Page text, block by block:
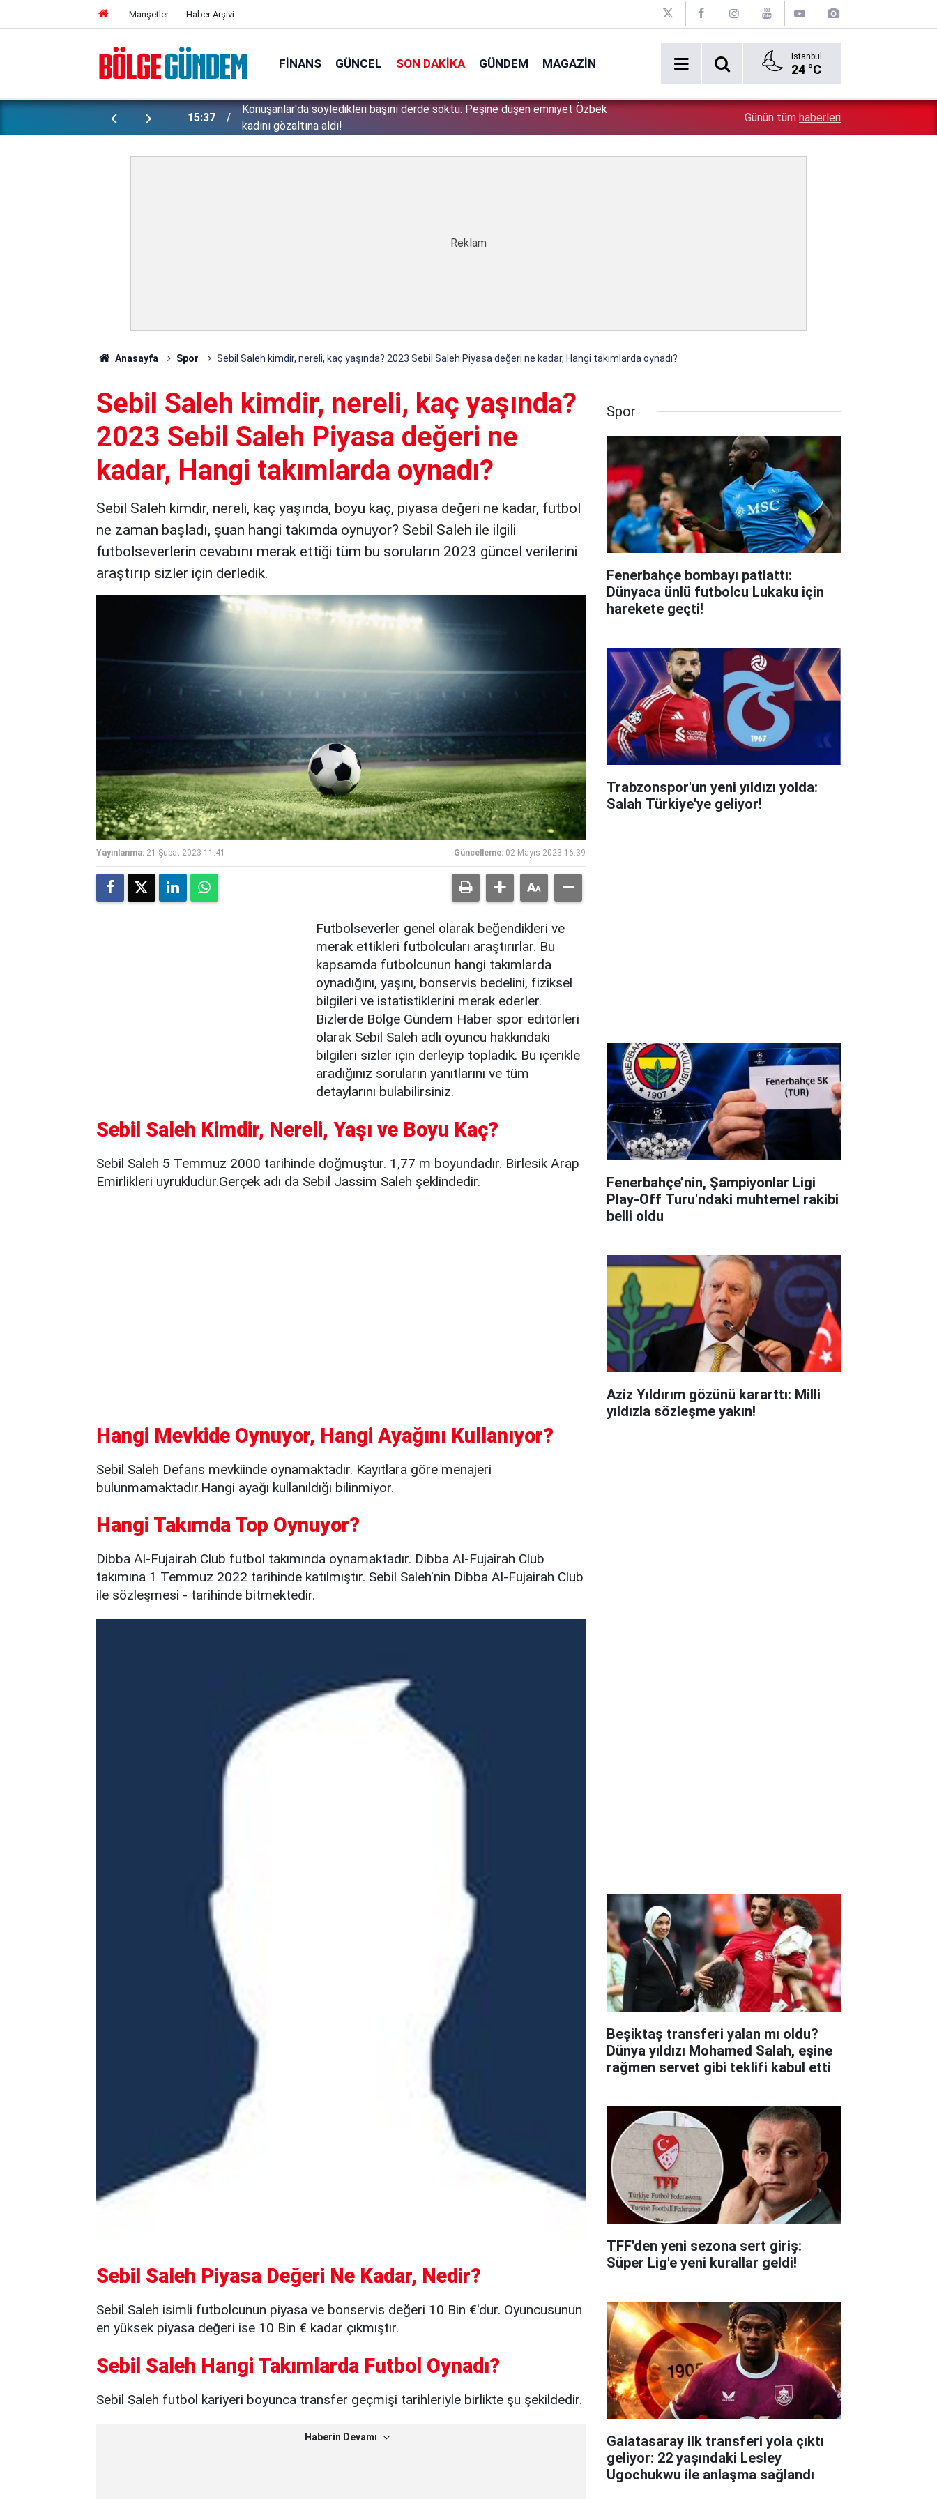
Manşetler Haber Arşivi
FINANS GÜNCEL SON DAKIKA GÜNDEM MAGAZIN İstanbul
24 °C
ünlü futbolcu Lukaku için harekete
15:37
Konuşanlar'da söyledikleri başını derde soktu: Peşine düşen emniyet Özbek
kadını gözaltına aldı!
Çin'in gözü doymuyor: Altın rezervleri doldu taştı!
Günün tüm haberleri
Anasayfa Spor Sebil Saleh kimdir, nereli, kaç yaşında? 2023 Sebil Saleh Piyasa değeri ne kadar, Hangi takımlarda oynadı?
Sebil Saleh kimdir, nereli, kaç yaşında?
2023 Sebil Saleh Piyasa değeri ne
kadar, Hangi takımlarda oynadı?
Sebil Saleh kimdir, nereli, kaç yaşında, boyu kaç, piyasa değeri ne kadar, futbol
ne zaman başladı, şuan hangi takımda oynuyor? Sebil Saleh ile ilgili
futbolseverlerin cevabını merak ettiği tüm bu soruların 2023 güncel verilerini
araştırıp sizler için derledik.
Yayınlanma: 21 Şubat 2023 11:41 Güncelleme: 02 Mayıs 2023 16:39
Futbolseverler genel olarak beğendikleri ve
merak ettikleri futbolcuları araştırırlar. Bu
kapsamda futbolcunun hangi takımlarda
oynadığını, yaşını, bonservis bedelini, fiziksel
bilgileri ve istatistiklerini merak ederler.
Bizlerde Bölge Gündem Haber spor editörleri
olarak Sebil Saleh adlı oyuncu hakkındaki
bilgileri sizler için derleyip topladık. Bu içerikle
aradığınız soruların yanıtlarını ve tüm
detaylarını bulabilirsiniz.
Sebil Saleh Kimdir, Nereli, Yaşı ve Boyu Kaç?
Sebil Saleh 5 Temmuz 2000 tarihinde doğmuştur. 1,77 m boyundadır. Birlesik Arap
Emirlikleri uyrukludur.Gerçek adı da Sebil Jassim Saleh şeklindedir.
Hangi Mevkide Oynuyor, Hangi Ayağını Kullanıyor?
Sebil Saleh Defans mevkiinde oynamaktadır. Kayıtlara göre menajeri
bulunmamaktadır.Hangi ayağı kullanıldığı bilinmiyor.
Hangi Takımda Top Oynuyor?
Dibba Al-Fujairah Club futbol takımında oynamaktadır. Dibba Al-Fujairah Club
takımına 1 Temmuz 2022 tarihinde katılmıştır. Sebil Saleh'nin Dibba Al-Fujairah Club
ile sözleşmesi - tarihinde bitmektedir.
Sebil Saleh Piyasa Değeri Ne Kadar, Nedir?
Sebil Saleh isimli futbolcunun piyasa ve bonservis değeri 10 Bin €'dur. Oyuncusunun
en yüksek piyasa değeri ise 10 Bin € kadar çıkmıştır.
Sebil Saleh Hangi Takımlarda Futbol Oynadı?
Sebil Saleh futbol kariyeri boyunca transfer geçmişi tarihleriyle birlikte şu şekildedir.
Haberin Devamı
Spor
Fenerbahçe bombayı patlattı:
Dünyaca ünlü futbolcu Lukaku için
harekete geçti!
Trabzonspor'un yeni yıldızı yolda:
Salah Türkiye'ye geliyor!
Fenerbahçe’nin, Şampiyonlar Ligi
Play-Off Turu'ndaki muhtemel rakibi
belli oldu
Aziz Yıldırım gözünü kararttı: Milli
yıldızla sözleşme yakın!
Beşiktaş transferi yalan mı oldu?
Dünya yıldızı Mohamed Salah, eşine
rağmen servet gibi teklifi kabul etti
TFF'den yeni sezona sert giriş:
Süper Lig'e yeni kurallar geldi!
Galatasaray ilk transferi yola çıktı
geliyor: 22 yaşındaki Lesley
Ugochukwu ile anlaşma sağlandı